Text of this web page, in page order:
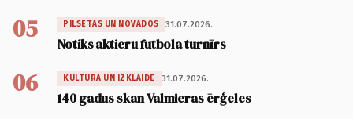
05 PILSĒTĀS UN NOVADOS 31.07.2026.
Notiks aktieru futbola turnīrs
06 KULTŪRA UN IZKLAIDE 31.07.2026.
140 gadus skan Valmieras ērģeles